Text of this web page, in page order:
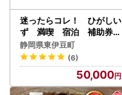
迷ったらコレ！ ひがしい
ず 満喫 宿泊 補助券
（1万5千円分）D001／静
岡県 東伊豆町
静岡県東伊豆町
(6)
50,000